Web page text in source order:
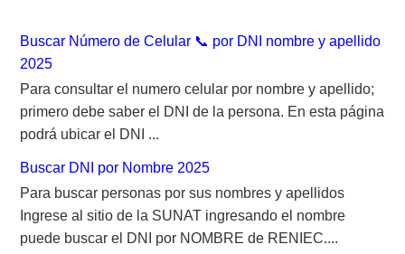
Buscar Número de Celular 📞 por DNI nombre y apellido
2025
Para consultar el numero celular por nombre y apellido;
primero debe saber el DNI de la persona. En esta página
podrá ubicar el DNI ...
Buscar DNI por Nombre 2025
Para buscar personas por sus nombres y apellidos
Ingrese al sitio de la SUNAT ingresando el nombre
puede buscar el DNI por NOMBRE de RENIEC....